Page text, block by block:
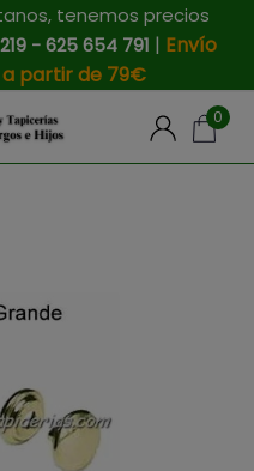
tenemos precios
- 625 654 791 | Envío
a partir de 79€
0